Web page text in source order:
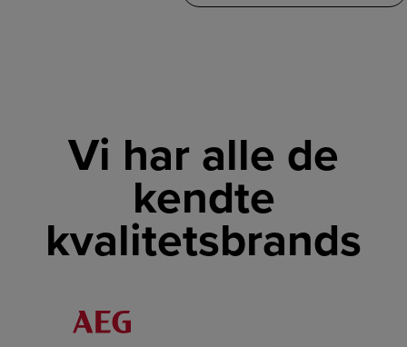
Vi har alle de
kendte
kvalitetsbrands
LINK